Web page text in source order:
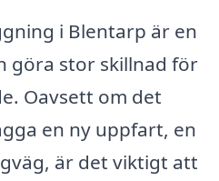
i Blentarp är en
göra stor skillnad för
Oavsett om det
en ny uppfart, en
är det viktigt att